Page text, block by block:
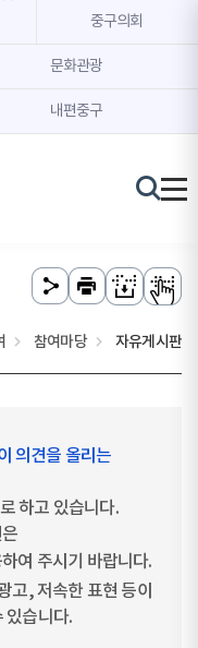
중구의회
문화관광
내편중구
참여마당 자유게시판
의견을 올리는
하고 있습니다.
여 주시기 바랍니다.
고, 저속한 표현 등이
있습니다.